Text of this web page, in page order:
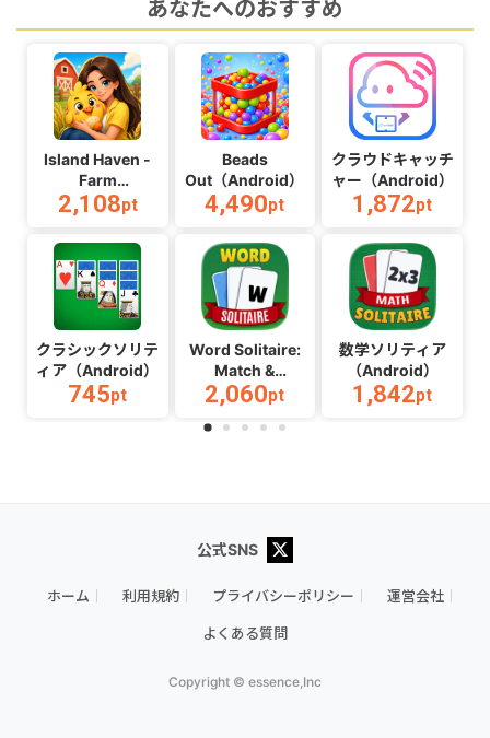
あなたへのおすすめ
Island Haven -
Farm
Adventure（Android）
2,108pt
Beads
Out（Android）
4,490pt
クラウドキャッチ
ャー（Android）
1,872pt
クラシックソリテ
ィア（Android）
745pt
Word Solitaire:
Match &
Play（Android）
2,060pt
数学ソリティア
（Android）
1,842pt
公式SNS
ホーム 利用規約 プライバシーポリシー 運営会社
よくある質問
Copyright © essence,Inc